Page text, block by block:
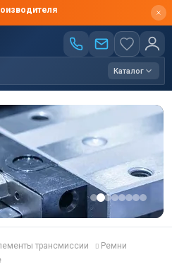
Каталог
трансмиссии
Ремни